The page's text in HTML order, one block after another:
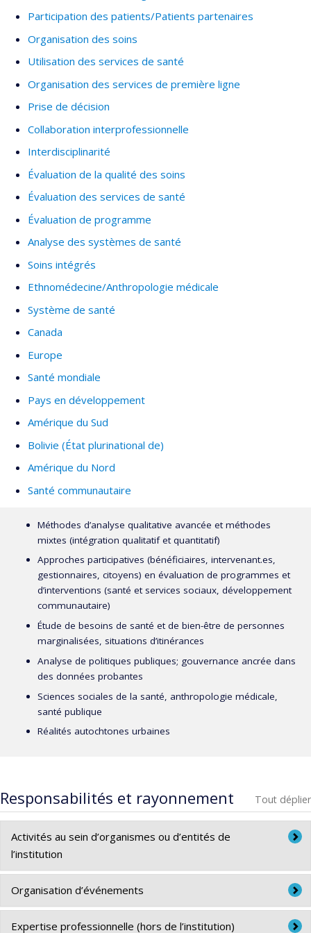
la fibre anthropologique de Mathieu l’amena à joindre
l’Observatoire des réalités autochtones urbaines du
Regroupement des centres d'amitié autochtones du Québec. Il y
mène notamment des travaux de recherche portant sur les
centres urbains du Québec.
Participation des patients/Patients partenaires
Organisation des soins
Utilisation des services de santé
Organisation des services de première ligne
Prise de décision
Collaboration interprofessionnelle
Interdisciplinarité
Évaluation de la qualité des soins
Évaluation des services de santé
Évaluation de programme
Analyse des systèmes de santé
Soins intégrés
Ethnomédecine/Anthropologie médicale
Système de santé
Canada
Europe
Santé mondiale
Pays en développement
Amérique du Sud
Bolivie (État plurinational de)
Amérique du Nord
Santé communautaire
Méthodes d’analyse qualitative avancée et méthodes
mixtes (intégration qualitatif et quantitatif)
Approches participatives (bénéficiaires, intervenant.es,
gestionnaires, citoyens) en évaluation de programmes et
d’interventions (santé et services sociaux, développement
communautaire)
Étude de besoins de santé et de bien-être de personnes
marginalisées, situations d’itinérances
Analyse de politiques publiques; gouvernance ancrée dans
des données probantes
Sciences sociales de la santé, anthropologie médicale,
santé publique
Réalités autochtones urbaines
Responsabilités et rayonnement Tout déplier
Activités au sein d’organismes ou d’entités de
l’institution
Université de Montréal
2021 Expert qualitatif, Projet « Ré-imaginer l’ESPUM pour
Organisation d’événements
2021. Membre du comité scientifique, Colloque « Oser les
Expertise professionnelle (hors de l’institution)